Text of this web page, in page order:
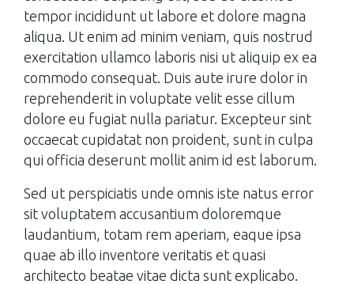
tempor incididunt ut labore et dolore magna
aliqua. Ut enim ad minim veniam, quis nostrud
exercitation ullamco laboris nisi ut aliquip ex ea
commodo consequat. Duis aute irure dolor in
reprehenderit in voluptate velit esse cillum
dolore eu fugiat nulla pariatur. Excepteur sint
occaecat cupidatat non proident, sunt in culpa
qui officia deserunt mollit anim id est laborum.
Sed ut perspiciatis unde omnis iste natus error
sit voluptatem accusantium doloremque
laudantium, totam rem aperiam, eaque ipsa
quae ab illo inventore veritatis et quasi
architecto beatae vitae dicta sunt explicabo.